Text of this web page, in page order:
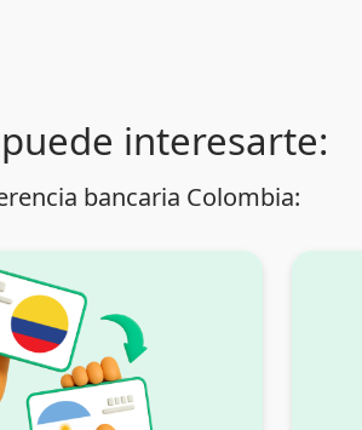
interesarte:
bancaria Colombia: